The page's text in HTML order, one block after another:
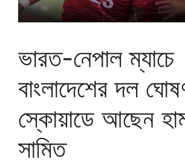
ভারত-নেপাল ম্যাচে
বাংলাদেশের দল
স্কোয়াডে আছেন
সামিত